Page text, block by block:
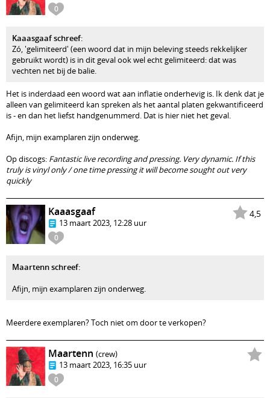
0
Kaaasgaaf schreef:
Zó, 'gelimiteerd' (een woord dat in mijn beleving steeds rekkelijker
gebruikt wordt) is in dit geval ook wel echt gelimiteerd: dat was
vechten net bij de balie.
Het is inderdaad een woord wat aan inflatie onderhevig is. Ik denk dat je
alleen van gelimiteerd kan spreken als het aantal platen gekwantificeerd
is - en dan het liefst handgenummerd. Dat is hier niet het geval.
Afijn, mijn examplaren zijn onderweg.
Op discogs: Fantastic live recording and pressing. Very dynamic. If this
truly is vinyl only / one time pressing it will become sought out very
quickly
4,5
0
Kaaasgaaf
13 maart 2023, 12:28 uur
Maartenn schreef:
Afijn, mijn examplaren zijn onderweg.
Meerdere exemplaren? Toch niet om door te verkopen?
0
Maartenn (crew)
13 maart 2023, 16:35 uur